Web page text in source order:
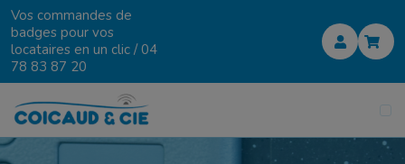
Vos commandes de
badges pour vos
locataires en un clic /04
78 83 87 20